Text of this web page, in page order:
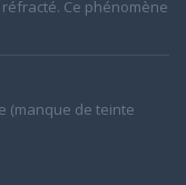
Ce phénomène
(manque de teinte